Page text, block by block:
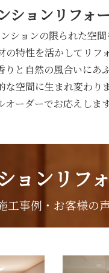
ションリフォ
ションの限られた空間
の特性を活かしてリフ
りと自然の風合いにあ
な空間に生まれ変わりま
オーダーでお応えします
ョンリフ
工事例・お客様の